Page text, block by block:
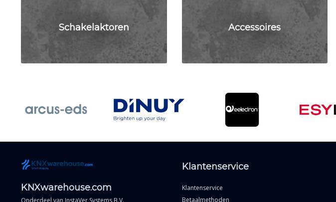
Schakelaktoren Accessoires
KNXwarehouse.com
Klantenservice
Klantenservice
Betaalmethoden